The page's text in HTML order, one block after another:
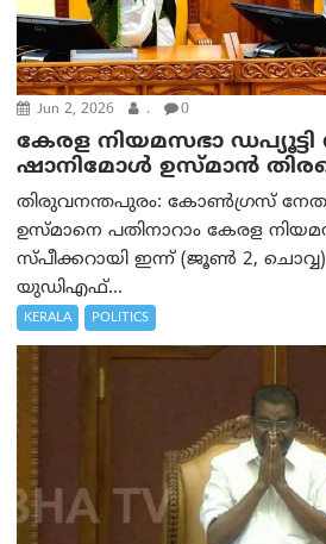
Jun 2, 2026 . 0
കേരള നിയമസഭാ ഡപ്യൂട്ടി
ഷാനിമോള്‍ ഉസ്മാന്‍
തിരുവനന്തപുരം: കോൺഗ്രസ്
ഉസ്മാനെ പതിനാറാം കേരള
സ്പീക്കറായി ഇന്ന് (ജൂൺ 2,
യുഡി‌എഫ്...
KERALA POLITICS